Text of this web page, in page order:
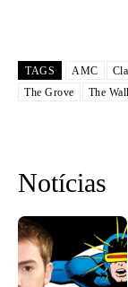
TAGS AMC
The Grove
The
Notícias